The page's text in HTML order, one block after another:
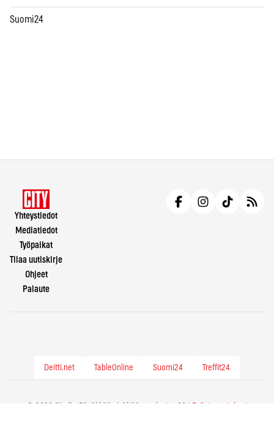
Suomi24
Yhteystiedot
Mediatiedot
Työpaikat
Tilaa uutiskirje
Ohjeet
Palaute
Deitti.net TableOnline Suomi24 Treffit24